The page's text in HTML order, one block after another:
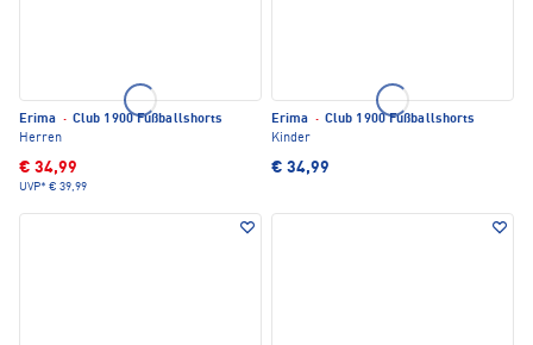
Erima · Club 1900 Fußballshorts
Herren
€ 34,99
UVP* € 39,99
Erima · Club 1900 Fußballshorts
Kinder
€ 34,99